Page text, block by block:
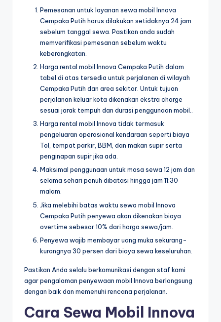
Pemesanan untuk layanan sewa mobil Innova
Cempaka Putih harus dilakukan setidaknya 24 jam
sebelum tanggal sewa. Pastikan anda sudah
memverifikasi pemesanan sebelum waktu
keberangkatan.
Harga rental mobil Innova Cempaka Putih dalam
tabel di atas tersedia untuk perjalanan di wilayah
Cempaka Putih dan area sekitar. Untuk tujuan
perjalanan keluar kota dikenakan ekstra charge
sesuai jarak tempuh dan durasi penggunaan mobil..
Harga rental mobil Innova tidak termasuk
pengeluaran operasional kendaraan seperti biaya
Tol, tempat parkir, BBM, dan makan supir serta
penginapan supir jika ada.
Maksimal penggunaan untuk masa sewa 12 jam dan
selama sehari penuh dibatasi hingga jam 11:30
malam.
Jika melebihi batas waktu sewa mobil Innova
Cempaka Putih penyewa akan dikenakan biaya
overtime sebesar 10% dari harga sewa/jam.
Penyewa wajib membayar uang muka sekurang-
kurangnya 30 persen dari biaya sewa keseluruhan.
Pastikan Anda selalu berkomunikasi dengan staf kami
agar pengalaman penyewaan mobil Innova berlangsung
dengan baik dan memenuhi rencana perjalanan.
Cara Sewa Mobil Innova